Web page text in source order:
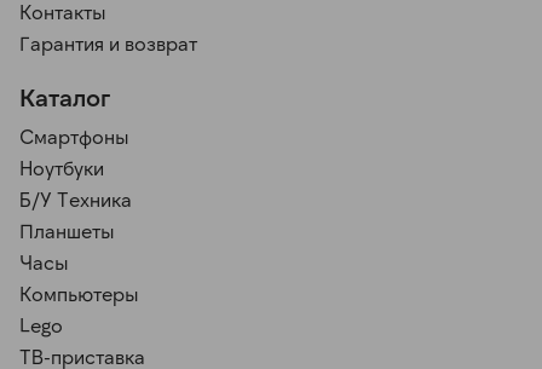
Контакты
Гарантия и возврат
Каталог
Смартфоны
Ноутбуки
Б/У Техника
Планшеты
Часы
Компьютеры
Lego
ТВ-приставка